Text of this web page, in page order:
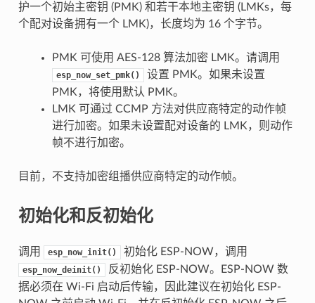
护一个初始主密钥 (PMK) 和若干本地主密钥 (LMKs，每
个配对设备拥有一个 LMK)，长度均为 16 个字节。
PMK 可使用 AES-128 算法加密 LMK。请调用
esp_now_set_pmk()
设置 PMK。如果未设置
PMK，将使用默认 PMK。
LMK 可通过 CCMP 方法对供应商特定的动作帧
进行加密。如果未设置配对设备的 LMK，则动作
帧不进行加密。
目前，不支持加密组播供应商特定的动作帧。
初始化和反初始化
调用 esp_now_init() 初始化 ESP-NOW，调用
esp_now_deinit()
反初始化 ESP-NOW。ESP-NOW 数
据必须在 Wi-Fi 启动后传输，因此建议在初始化 ESP-